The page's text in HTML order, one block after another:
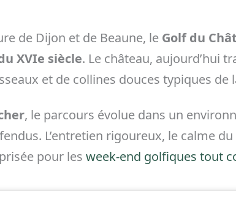
de Dijon et de Beaune, le Golf du
XVIe siècle. Le château, aujourd’hui
et de collines douces typiques de
, le parcours évolue dans un
L’entretien rigoureux, le calme
pour les week-end golfiques tout